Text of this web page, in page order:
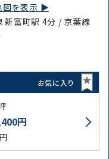
図を表示 ▶︎
新富町駅 4分 / 京葉線
お気に入り
円